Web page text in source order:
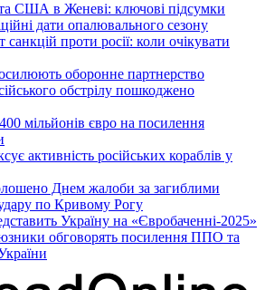
США в Женеві: ключові підсумки
дати опалювального сезону
проти росії: коли очікувати
оборонне партнерство
обстрілу пошкоджено
мільйонів євро на посилення
активність російських кораблів у
Днем жалоби за загиблими
по Кривому Рогу
Україну на «Євробаченні-2025»
обговорять посилення ППО та